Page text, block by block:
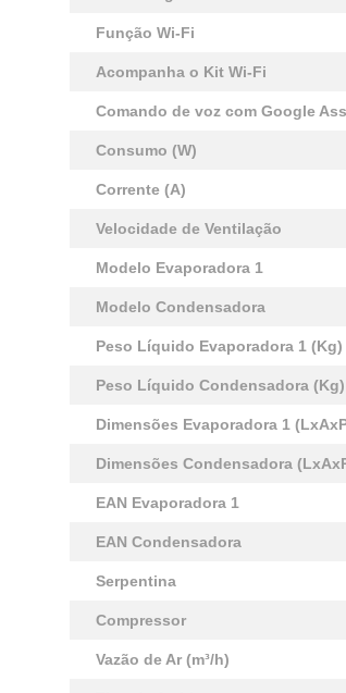
Função Wi-Fi
Acompanha o Kit Wi-Fi
Comando de voz com Google
Consumo (W)
Corrente (A)
Velocidade de Ventilação
Modelo Evaporadora 1
Modelo Condensadora
Peso Líquido Evaporadora 1 (Kg)
Peso Líquido Condensadora (Kg)
Dimensões Evaporadora 1
Dimensões Condensadora
EAN Evaporadora 1
EAN Condensadora
Serpentina
Compressor
Vazão de Ar (m³/h)